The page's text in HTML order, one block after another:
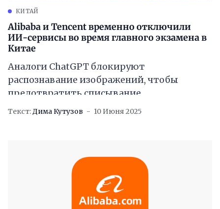
КИТАЙ
Alibaba и Tencent временно отключили
ИИ-сервисы во время главного экзамена в
Китае
Аналоги ChatGPT блокируют
распознавание изображений, чтобы
предотвратить списывание
Текст:Дима Кутузов 10 Июня 2025